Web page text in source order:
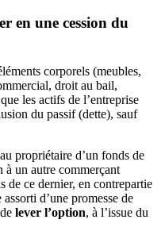
en une cession du
corporels (meubles,
droit au bail,
les actifs de l’entreprise
du passif (dette), sauf
propriétaire d’un fonds de
un autre commerçant
de ce dernier, en contrepartie
d’une promesse de
lever l’option, à l’issue du